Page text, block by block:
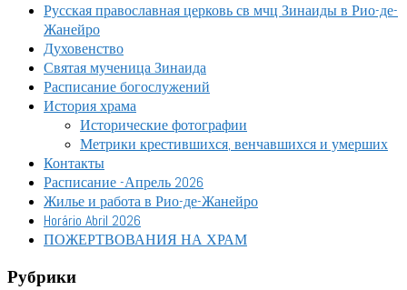
Русская православная церковь св мчц Зинаиды в Рио-де-
Жанейро
Духовенство
Святая мученица Зинаида
Расписание богослужений
История храма
Исторические фотографии
Метрики крестившихся, венчавшихся и умерших
Контакты
Расписание -Апрель 2026
Жилье и работа в Рио-де-Жанейро
Horário Abril 2026
ПОЖЕРТВОВАНИЯ НА ХРАМ
Рубрики